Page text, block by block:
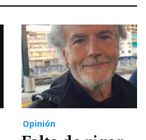
Opinión